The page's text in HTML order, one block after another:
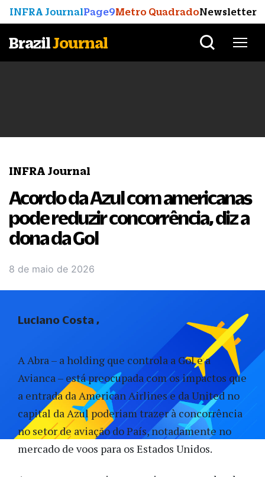
INFRA JournalPage9Metro QuadradoNewsletter
BrazilJournal
INFRA Journal
Acordo da Azul com americanas
pode reduzir concorrência, diz a
dona da Gol
8 de maio de 2026
A Abra – a holding que controla a Gol e a
Avianca – está preocupada com os impactos que
a entrada da American Airlines e da United no
capital da Azul poderiam trazer à concorrência
no setor de aviação do País, notadamente no
mercado de voos para os Estados Unidos.
Luciano Costa